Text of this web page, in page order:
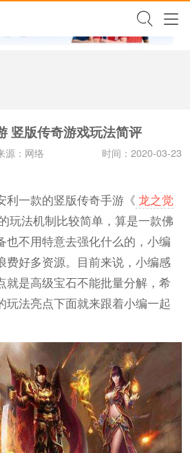
✕
竖版传奇游戏玩法简评
源：网络 时间：2020-03-23
利一款的竖版传奇手游《 龙之觉
玩法机制比较简单，算是一款佛
也不用特意去强化什么的，小编
费好多资源。目前来说，小编感
就是高级宝石不能批量分解，希
玩法亮点下面就来跟着小编一起